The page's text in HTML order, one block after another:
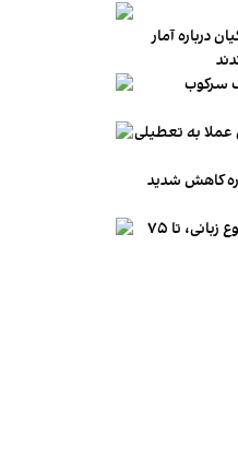
درباره آمار
سرکوب
به تعطیلی
کاهش شدید
تخمین پژوهشگران: در عصر طلایی تنوع زبانی، تا ۷۵